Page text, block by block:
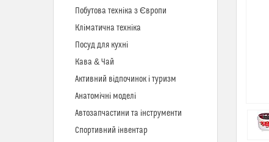
Побутова техніка з Європи
Кліматична техніка
Посуд для кухні
Кава & Чай
Активний відпочинок і туризм
Анатомічні моделі
Автозапчастини та інструменти
Спортивний інвентар